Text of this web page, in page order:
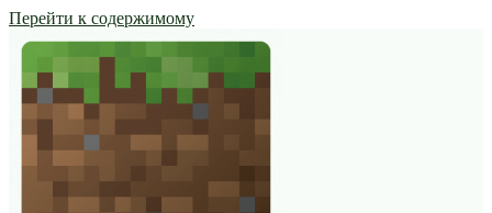
Перейти к содержимому